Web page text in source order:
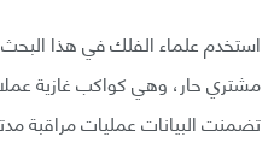
مشتري حار، وهي كواكب غازية